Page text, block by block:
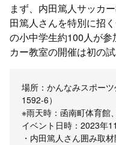
まず、内田篤人サッカ
田篤人さんを特別に招
の小中学生約100人が
カー教室の開催は初の試
場所：かんなみスポー
1592-6）
※雨天時：函南町体育館
イベント日時：2023年
・内田篤人さん囲み取